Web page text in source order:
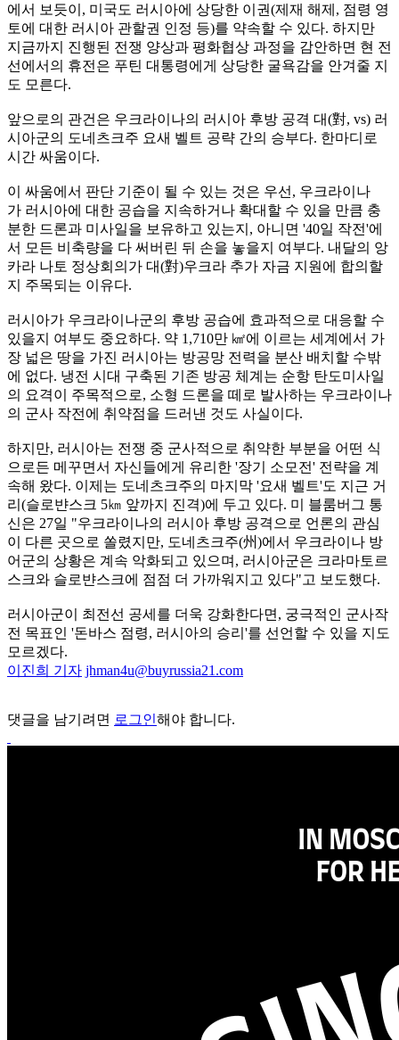
에서 보듯이, 미국도 러시아에 상당한 이권(제재 해제, 점령 영
토에 대한 러시아 관할권 인정 등)를 약속할 수 있다. 하지만
지금까지 진행된 전쟁 양상과 평화협상 과정을 감안하면 현 전
선에서의 휴전은 푸틴 대통령에게 상당한 굴욕감을 안겨줄 지
도 모른다.
앞으로의 관건은 우크라이나의 러시아 후방 공격 대(對, vs) 러
시아군의 도네츠크주 요새 벨트 공략 간의 승부다. 한마디로
시간 싸움이다.
이 싸움에서 판단 기준이 될 수 있는 것은 우선, 우크라이나
가 러시아에 대한 공습을 지속하거나 확대할 수 있을 만큼 충
분한 드론과 미사일을 보유하고 있는지, 아니면 '40일 작전'에
서 모든 비축량을 다 써버린 뒤 손을 놓을지 여부다. 내달의 앙
카라 나토 정상회의가 대(對)우크라 추가 자금 지원에 합의할
지 주목되는 이유다.
러시아가 우크라이나군의 후방 공습에 효과적으로 대응할 수
있을지 여부도 중요하다. 약 1,710만 ㎢에 이르는 세계에서 가
장 넓은 땅을 가진 러시아는 방공망 전력을 분산 배치할 수밖
에 없다. 냉전 시대 구축된 기존 방공 체계는 순항 탄도미사일
의 요격이 주목적으로, 소형 드론을 떼로 발사하는 우크라이나
의 군사 작전에 취약점을 드러낸 것도 사실이다.
하지만, 러시아는 전쟁 중 군사적으로 취약한 부분을 어떤 식
으로든 메꾸면서 자신들에게 유리한 '장기 소모전' 전략을 계
속해 왔다. 이제는 도네츠크주의 마지막 '요새 벨트'도 지근 거
리(슬로뱐스크 5㎞ 앞까지 진격)에 두고 있다. 미 블룸버그 통
신은 27일 "우크라이나의 러시아 후방 공격으로 언론의 관심
이 다른 곳으로 쏠렸지만, 도네츠크주(州)에서 우크라이나 방
어군의 상황은 계속 악화되고 있으며, 러시아군은 크라마토르
스크와 슬로뱐스크에 점점 더 가까워지고 있다"고 보도했다.
러시아군이 최전선 공세를 더욱 강화한다면, 궁극적인 군사작
전 목표인 '돈바스 점령, 러시아의 승리'를 선언할 수 있을 지도
모르겠다.
이진희 기자 jhman4u@buyrussia21.com
댓글을 남기려면 로그인해야 합니다.